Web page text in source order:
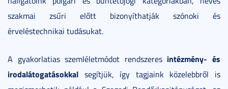
szakmai zsűri előtt bizonyíthatják szónoki és
érveléstechnikai tudásukat.
A gyakorlatias szemléletmódot rendszeres intézmény- és
irodalátogatásokkal segítjük, így tagjaink közelebbről is